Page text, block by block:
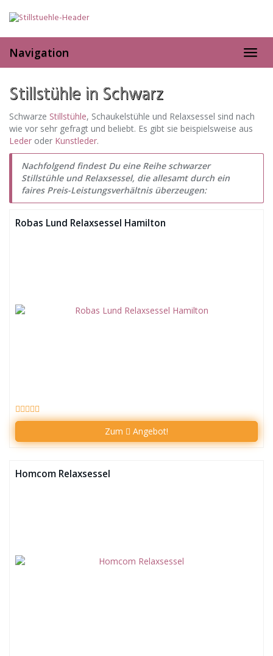
Navigation
Stillstühle in Schwarz
Schwarze Stillstühle, Schaukelstühle und Relaxsessel sind nach
wie vor sehr gefragt und beliebt. Es gibt sie beispielsweise aus
Leder oder Kunstleder.
Nachfolgend findest Du eine Reihe schwarzer
Stillstühle und Relaxsessel, die allesamt durch ein
faires Preis-Leistungsverhältnis überzeugen:
Robas Lund Relaxsessel Hamilton
Zum Angebot!
Homcom Relaxsessel